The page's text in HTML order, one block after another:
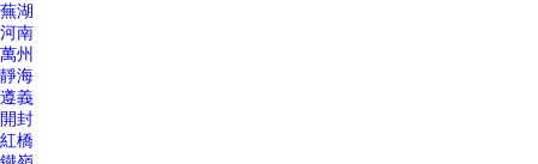
蕪湖
河南
萬州
靜海
遵義
開封
紅橋